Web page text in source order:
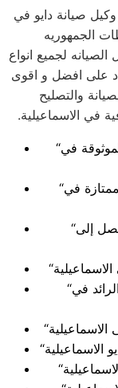
صيانة دايو في
الجمهوريه
لجميع انواع
على افضل و اقوى
والتصليح
“إبقاء الأجهزة في أفضل حال: صيانة دايو الموثوقة في
“تخلص من المتاعب: خدمات صيانة دايو الممتازة في
“حماية استثمارك: صيانة دايو المحترفة تصل إلى
“تمتع بأفضل الخدمات: مركز صيانة دايو الرائد في